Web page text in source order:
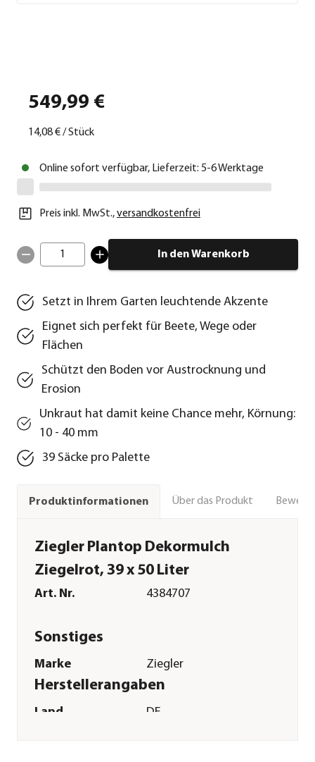
549,99 €
14,08 €/Stück
Online sofort verfügbar, Lieferzeit: 5-6 Werktage
Preis inkl. MwSt.,versandkostenfrei
1 In den Warenkorb
Setzt in Ihrem Garten leuchtende Akzente
Eignet sich perfekt für Beete, Wege oder
Flächen
Schützt den Boden vor Austrocknung und
Erosion
Unkraut hat damit keine Chance mehr, Körnung:
10 - 40 mm
39 Säcke pro Palette
Produktinformationen Über das Produkt
Ziegler Plantop Dekormulch
Ziegelrot, 39 x 50 Liter
Art. Nr. 4384707
Sonstiges
Marke Ziegler
Herstellerangaben
Land
DE